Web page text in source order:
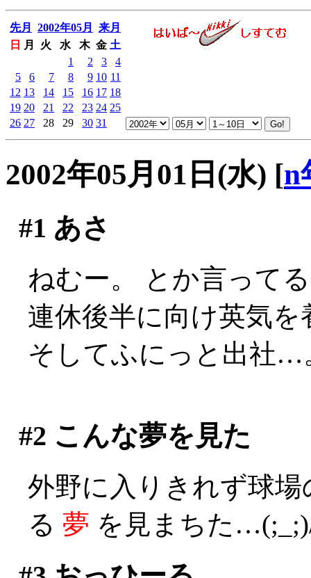
先月 2002年05月
来月
日
月 火 水 木 金 土
1
2 3
4
5
6 7 8 9 10 11
12 13 14 15 16 17 18
19 20 21 22 23 24 25
26 27 28 29 30 31
2002年05月01日(水) [n
#1 あさ
ねむー。 とか言って
連休後半に向け英気
そしてふにっと出社…
#2 こんな夢を見た
外野に入りきれず球
る 夢 を見まちた